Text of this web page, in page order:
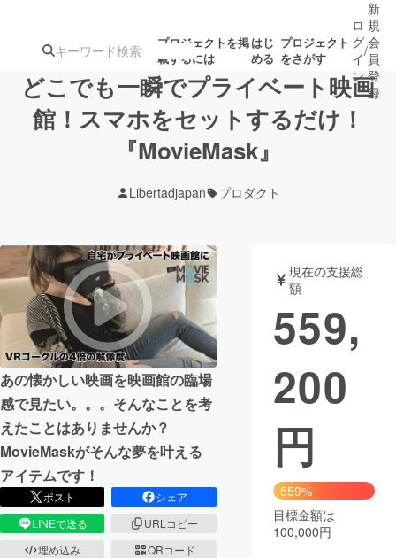
プロジェクトを掲
載するには
はじ
める
プロジェクト
をさがす
注目の新着プロ募集終了が近いプ
テクノロジー・ガジェット
映像・映画 書籍・雑誌
ビジネス・起業 チャレンジ
まちづくり・地域活性化
CAMPFIRE for Social Good CAMPFIRE Creation
CAMPFIREふるさと納税machi-ya コミュニティ
ロ
グ
イ
ン
/
新
規
会
員
登
録
どこでも一瞬でプライベート映画
館！スマホをセットするだけ！
『MovieMask』
Libertadjapan プロダクト
あの懐かしい映画を映画館の臨場
感で見たい。。。そんなことを考
えたことはありませんか？
MovieMaskがそんな夢を叶える
アイテムです！
ポスト
シェア
LINEで送る
URLコピー
埋め込み
QRコード
現在の支援総
額
559,
200
円
559%
目標金額は
100,000円